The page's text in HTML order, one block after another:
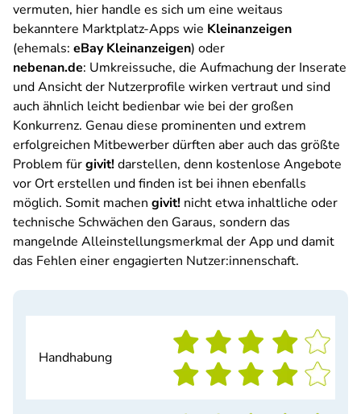
vermuten, hier handle es sich um eine weitaus
bekanntere Marktplatz-Apps wie Kleinanzeigen
(ehemals: eBay Kleinanzeigen) oder
nebenan.de: Umkreissuche, die Aufmachung der Inserate
und Ansicht der Nutzerprofile wirken vertraut und sind
auch ähnlich leicht bedienbar wie bei der großen
Konkurrenz. Genau diese prominenten und extrem
erfolgreichen Mitbewerber dürften aber auch das größte
Problem fürgivit!darstellen, denn kostenlose Angebote
vor Ort erstellen und finden ist bei ihnen ebenfalls
möglich. Somit machen givit! nicht etwa inhaltliche oder
technische Schwächen den Garaus, sondern das
mangelnde Alleinstellungsmerkmal der App und damit
das Fehlen einer engagierten Nutzer:innenschaft.
Handhabung